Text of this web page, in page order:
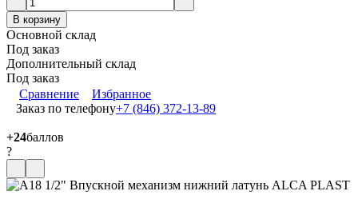
В корзину
Основной склад
Под заказ
Дополнительный склад
Под заказ
Сравнение
Избранное
Заказ по телефону+7 (846) 372-13-89
+24баллов
?